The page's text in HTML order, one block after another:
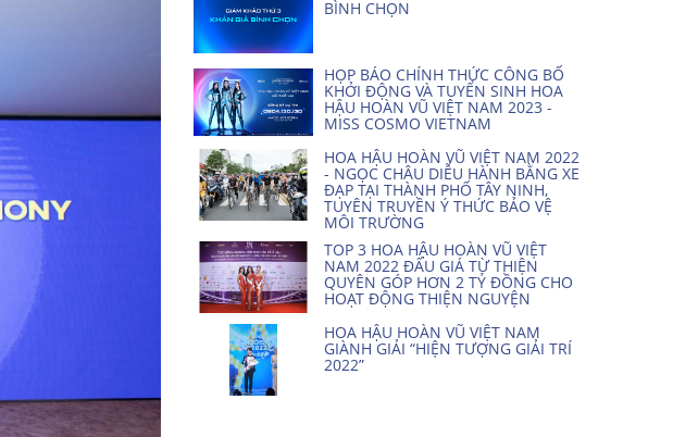
BÌNH CHỌN
HỌP BÁO CHÍNH THỨC CÔNG BỐ
KHỞI ĐỘNG VÀ TUYỂN SINH HOA
HẬU HOÀN VŨ VIỆT NAM 2023 -
MISS COSMO VIETNAM
HOA HẬU HOÀN VŨ VIỆT NAM 2022
- NGỌC CHÂU DIỄU HÀNH BẰNG XE
ĐẠP TẠI THÀNH PHỐ TÂY NINH,
TUYÊN TRUYỀN Ý THỨC BẢO VỆ
MÔI TRƯỜNG
TOP 3 HOA HẬU HOÀN VŨ VIỆT
NAM 2022 ĐẤU GIÁ TỪ THIỆN
QUYÊN GÓP HƠN 2 TỶ ĐỒNG CHO
HOẠT ĐỘNG THIỆN NGUYỆN
HOA HẬU HOÀN VŨ VIỆT NAM
GIÀNH GIẢI “HIỆN TƯỢNG GIẢI TRÍ
2022”